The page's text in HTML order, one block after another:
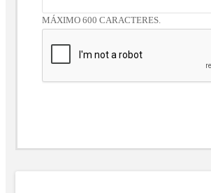
MÁXIMO 600 CARACTERES.